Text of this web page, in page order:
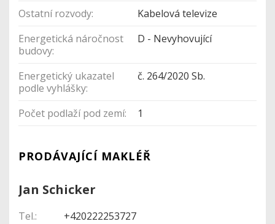
Ostatní rozvody:
Kabelová televize
Energetická náročnost
budovy:
D - Nevyhovující
Energetický ukazatel
podle vyhlášky:
č. 264/2020 Sb.
Počet podlaží pod zemí: 1
PRODÁVAJÍCÍ MAKLÉŘ
Jan Schicker
Tel.:
+420222253727